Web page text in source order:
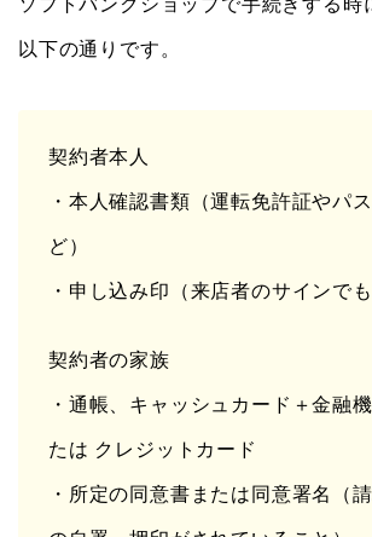
ソフトバンクショップで手続きする時
以下の通りです。
契約者本人
・本人確認書類（運転免許証やパ
ど）
・申し込み印（来店者のサインでも
契約者の家族
・通帳、キャッシュカード＋金融
たは クレジットカード
・所定の同意書または同意署名（